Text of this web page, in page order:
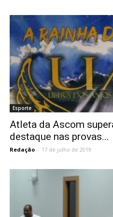
Esporte
Atleta da Ascom
destaque nas provas...
Redação - 17 de julho de 2019